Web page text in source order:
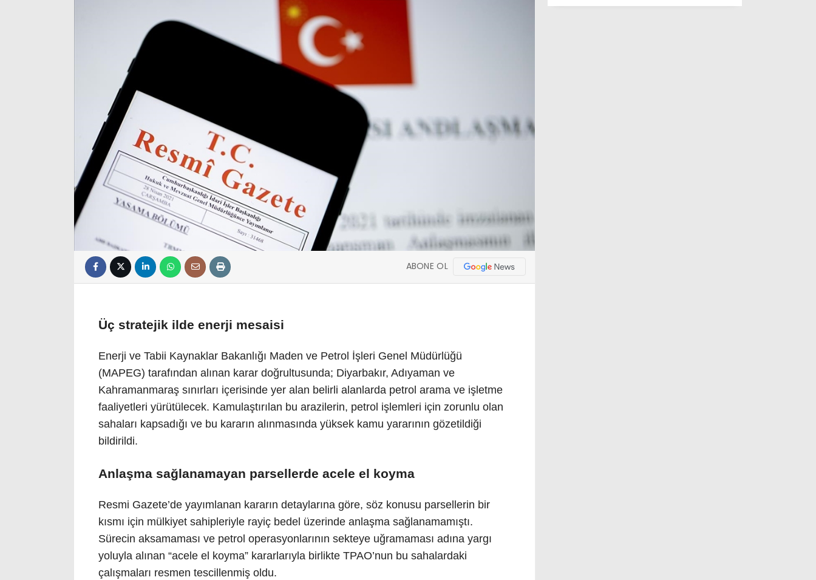
ABONE OL
Üç stratejik ilde enerji mesaisi
Enerji ve Tabii Kaynaklar Bakanlığı Maden ve Petrol İşleri Genel Müdürlüğü
(MAPEG) tarafından alınan karar doğrultusunda; Diyarbakır, Adıyaman ve
Kahramanmaraş sınırları içerisinde yer alan belirli alanlarda petrol arama ve işletme
faaliyetleri yürütülecek. Kamulaştırılan bu arazilerin, petrol işlemleri için zorunlu olan
sahaları kapsadığı ve bu kararın alınmasında yüksek kamu yararının gözetildiği
bildirildi.
Anlaşma sağlanamayan parsellerde acele el koyma
Resmi Gazete’de yayımlanan kararın detaylarına göre, söz konusu parsellerin bir
kısmı için mülkiyet sahipleriyle rayiç bedel üzerinde anlaşma sağlanamamıştı.
Sürecin aksamaması ve petrol operasyonlarının sekteye uğramaması adına yargı
yoluyla alınan “acele el koyma” kararlarıyla birlikte TPAO’nun bu sahalardaki
çalışmaları resmen tescillenmiş oldu.